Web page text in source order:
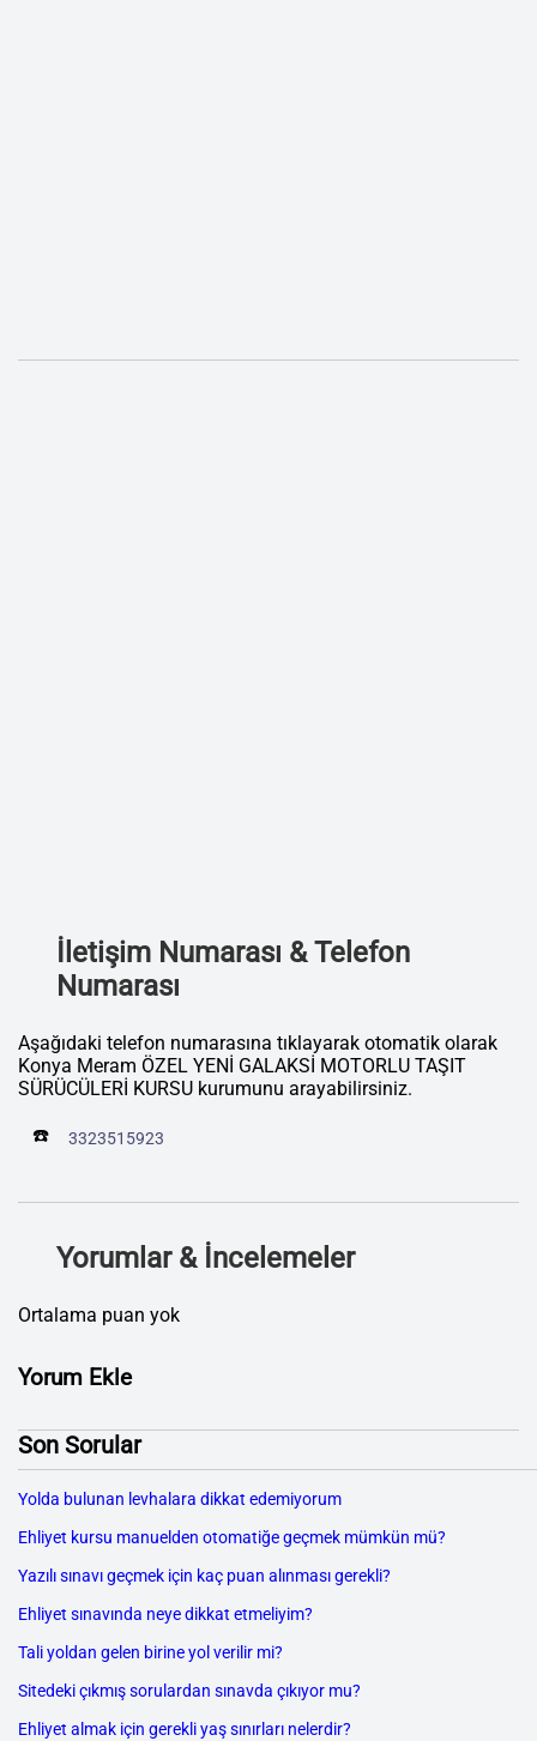
İletişim Numarası & Telefon
Numarası
Aşağıdaki telefon numarasına tıklayarak otomatik olarak
Konya Meram ÖZEL YENİ GALAKSİ MOTORLU TAŞIT
SÜRÜCÜLERİ KURSU kurumunu arayabilirsiniz.
☎️ 3323515923
Yorumlar & İncelemeler
Ortalama puan yok
Yorum Ekle
Son Sorular
Yolda bulunan levhalara dikkat edemiyorum
Ehliyet kursu manuelden otomatiğe geçmek mümkün mü?
Yazılı sınavı geçmek için kaç puan alınması gerekli?
Ehliyet sınavında neye dikkat etmeliyim?
Tali yoldan gelen birine yol verilir mi?
Sitedeki çıkmış sorulardan sınavda çıkıyor mu?
Ehliyet almak için gerekli yaş sınırları nelerdir?